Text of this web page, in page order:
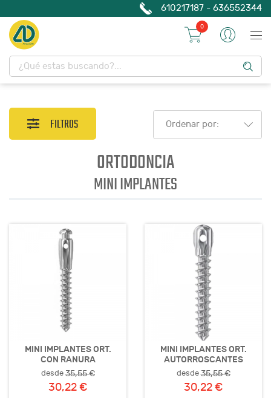
610217187 - 636552344
0
FILTROS Ordenar por:
ORTODONCIA
MINI IMPLANTES
MINI IMPLANTES ORT.
CON RANURA
desde35,55 €
30,22 €
MINI IMPLANTES ORT.
AUTORROSCANTES
desde35,55 €
30,22 €